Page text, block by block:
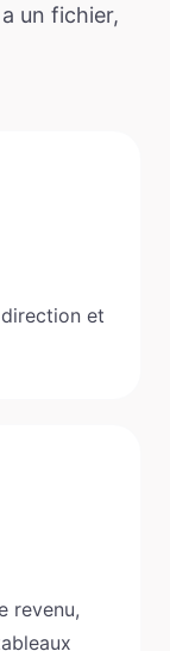
un fichier,
et
revenu,